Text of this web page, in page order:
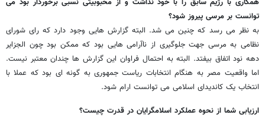
همکاری با رژیم سابق را با خود نداشت و از محبوبیتی نسبی برخوردار بود می
توانست بر مرسی پیروز شود؟
به نظر می رسد که چنین می شد. البته گزارش هایی وجود دارد که رای شورای
نظامی به مرسی جهت جلوگیری از ناآرامی هایی بود که ممکن بود چون الجزایر
دهه نود اتفاق بیفتد. البته به احتمال فراوان این گزارش ها چندان معتبر نیست.
اما واقعیت مصر به هنگام انتخابات ریاست جمهوری به گونه ای بود که عملا با
انتخاب یک کاندیدای اسلامی می توانست ارام شود.
ارزیابی شما از نحوه عملکرد اسلامگرایان در قدرت چیست؟